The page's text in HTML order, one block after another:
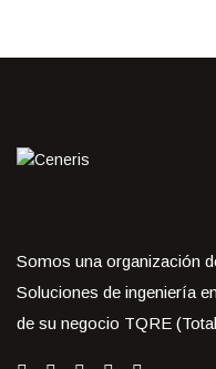
Somos una organización
Soluciones de ingeniería
de su negocio TQRE